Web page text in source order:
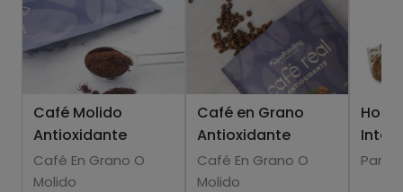
Hazte PLUS para ver la información nutricional
de las recetas, y desbloquear muchas más
funcionalidades PLUS.
Pásate al PLUS
Café Molido
Antioxidante
Café En Grano O
Molido
Café en Grano
Antioxidante
Café En Grano O
Molido